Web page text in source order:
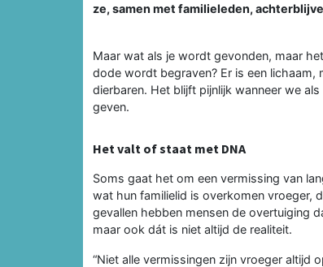
ze, samen met familieleden,
Maar wat als je wordt gevonden, maar
dode wordt begraven? Er is een
dierbaren. Het blijft pijnlijk wanneer we
geven.
Het valt of staat met DNA
Soms gaat het om een vermissing van
wat hun familielid is overkomen vroeger,
gevallen hebben mensen de overtuiging
maar ook dát is niet altijd de realiteit.
“Niet alle vermissingen zijn vroeger altijd